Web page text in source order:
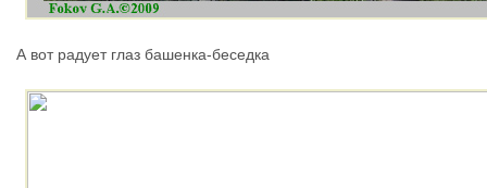
А вот радует глаз башенка-беседка